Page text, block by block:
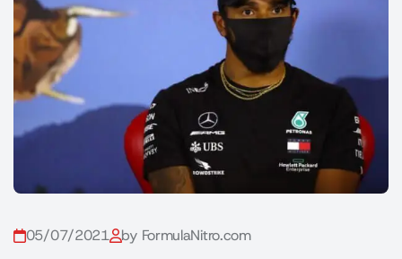
05/07/2021 by FormulaNitro.com